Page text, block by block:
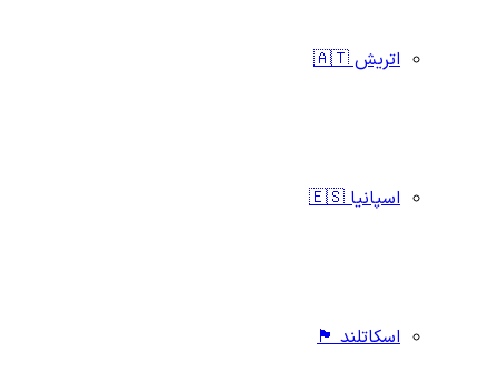
اتریش 🇦🇹
اسپانیا 🇪🇸
اسکاتلند 🏴󠁧󠁢󠁳󠁣󠁴󠁿